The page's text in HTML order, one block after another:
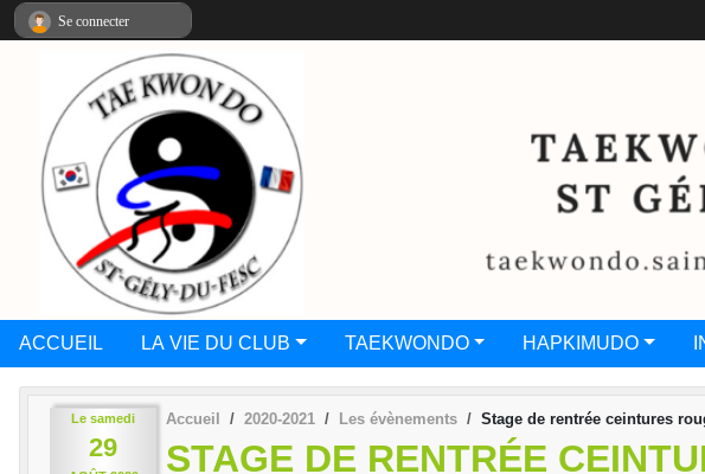
ACCUEIL LA VIE DU CLUB TAEKWONDO HAPKIMUDO
Le samedi
29
Accueil 2020-2021 Les évènements Stage de rentrée ceintures
STAGE DE RENTRÉE
Se connecter
Panneau de gestion des cookies